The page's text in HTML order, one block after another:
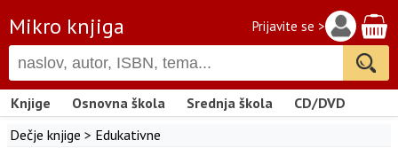
Mikro knjiga Prijavite se >
Knjige Osnovna škola Srednja škola
CD/DVD
Dečje knjige > Edukativne